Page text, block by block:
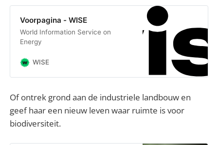
Voorpagina - WISE
World Information Service on
Energy
WISE
Of ontrek grond aan de industriele landbouw en
geef haar een nieuw leven waar ruimte is voor
biodiversiteit.